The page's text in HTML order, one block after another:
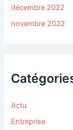
décembre 2022
novembre 2022
Actu
Entreprise